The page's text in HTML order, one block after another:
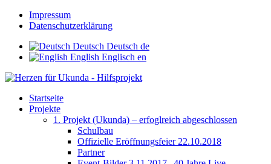
Impressum
Datenschutzerklärung
Deutsch Deutsch de
English Englisch en
Startseite
Projekte
1. Projekt (Ukunda) – erfoglreich abgeschlossen
Schulbau
Offizielle Eröffnungsfeier 22.10.2018
Partner